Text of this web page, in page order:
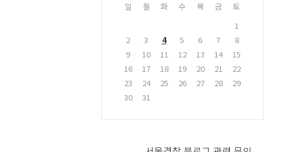
일 월 화 수 목 금
토
1
2
3 4 5 6 7
8
9
10 11 12 13 14
15
16
17 18 19 20 21
22
23
24 25 26 27 28
29
30
31